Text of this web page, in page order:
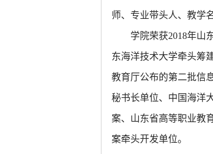
师、专业带头人、教学
学院荣获2018年山
东海洋技术大学牵头筹
教育厅公布的第二批信
秘书长单位、中国海洋
案、山东省高等职业教
案牵头开发单位。